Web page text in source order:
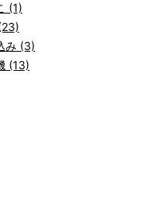
(1)
み (3)
(13)